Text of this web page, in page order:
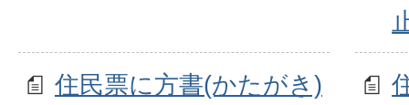
住民票に方書(かたがき)